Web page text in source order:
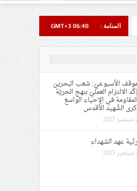
GMT+3 06:40 المنامة :
الأسبوعيّ: شعب البحرين
الالتزام العمليّ بنهج الحريّة
في الإحياء الواسع
الشّهيد الأقدس
عهد الشهداء